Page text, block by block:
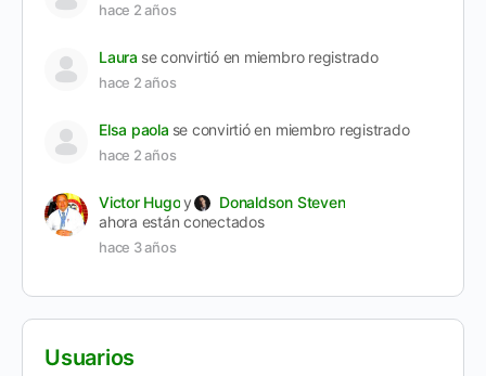
hace 2 años
Laura se convirtió en miembro registrado
hace 2 años
Elsa paola se convirtió en miembro registrado
hace 2 años
Victor Hugoy
Donaldson Steven
ahora están conectados
hace 3 años
Usuarios